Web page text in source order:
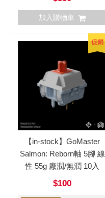
加入購物車
促銷
【in-stock】GoMaster
Salmon: Reborn軸 5腳 線
性 55g 廠潤/無潤 10入
$100